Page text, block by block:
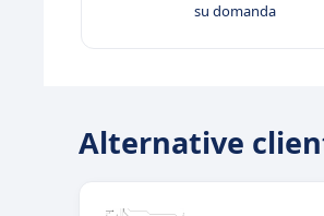
su domanda
Alternative